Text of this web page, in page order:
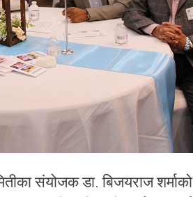
संयोजक डा. बिजयराज शर्माको